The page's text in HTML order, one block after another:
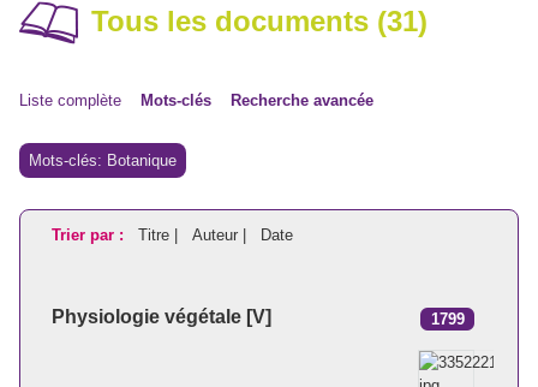
Tous les documents (31)
Liste complète Mots-clés Recherche avancée
Mots-clés: Botanique
Trier par : Titre | Auteur | Date
Physiologie végétale [V] 1799